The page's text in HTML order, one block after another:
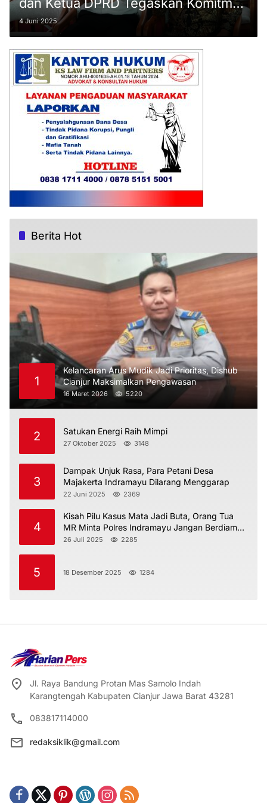
Anti Korupsi
4 Juni 2025
Berita Hot
1
Kelancaran Arus Mudik Jadi Prioritas, Dishub
Cianjur Maksimalkan Pengawasan
16 Maret 2026 5220
2 Satukan Energi Raih Mimpi
27 Oktober 2025 3148
3
Dampak Unjuk Rasa, Para Petani Desa
Majakerta Indramayu Dilarang Menggarap
22 Juni 2025 2369
4
Kisah Pilu Kasus Mata Jadi Buta, Orang Tua
MR Minta Polres Indramayu Jangan Berdiam
Diri
26 Juli 2025 2285
5 18 Desember 2025 1284
Jl. Raya Bandung Protan Mas Samolo Indah
Karangtengah Kabupaten Cianjur Jawa Barat 43281
083817114000
redaksiklik@gmail.com